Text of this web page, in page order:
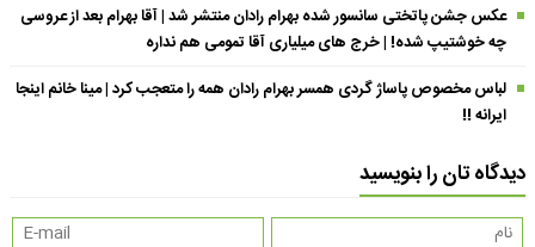
عکس جشن پاتختی سانسور شده بهرام رادان منتشر شد | آقا بهرام بعد از عروسی
چه خوشتیپ شده! | خرج های میلیاری آقا تمومی هم نداره
لباس مخصوص پاساژ گردی همسر بهرام رادان همه را متعجب کرد | مینا خانم اینجا
ایرانه !!
دیدگاه تان را بنویسید